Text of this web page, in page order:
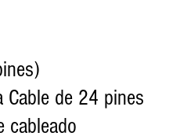
Cable de 24 pines
cableado